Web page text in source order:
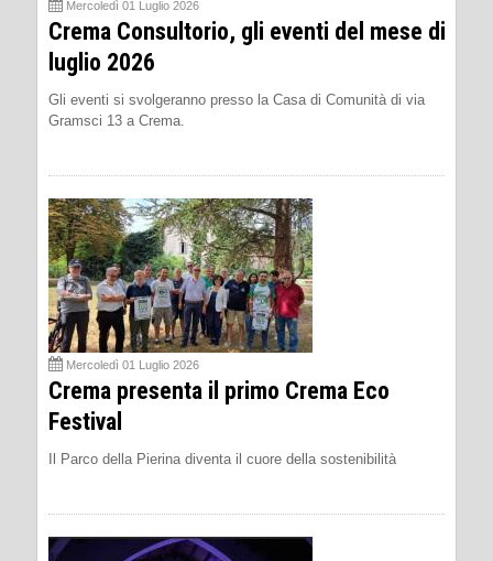
Mercoledì 01 Luglio 2026
Crema Consultorio, gli eventi del mese di
luglio 2026
Gli eventi si svolgeranno presso la Casa di Comunità di via
Gramsci 13 a Crema.
Mercoledì 01 Luglio 2026
Crema presenta il primo Crema Eco
Festival
Il Parco della Pierina diventa il cuore della sostenibilità